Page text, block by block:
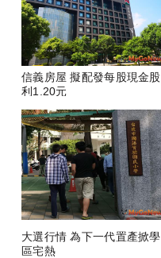
信義房屋 擬配發每股現金股
利1.20元
大選行情 為下一代置產掀學
區宅熱